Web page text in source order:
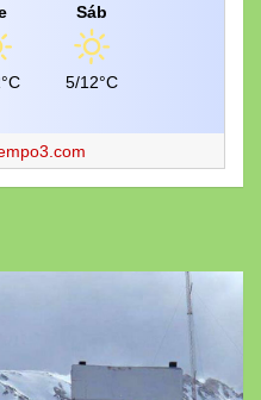
Sáb
5/12°C